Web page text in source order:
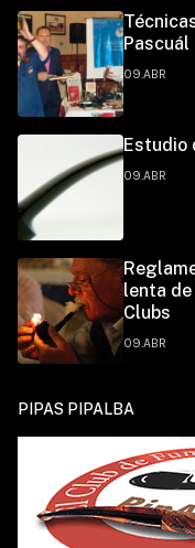
Pascuál
09.ABR
Estudio
09.ABR
lenta de
Clubs
09.ABR
PIPAS PIPALBA